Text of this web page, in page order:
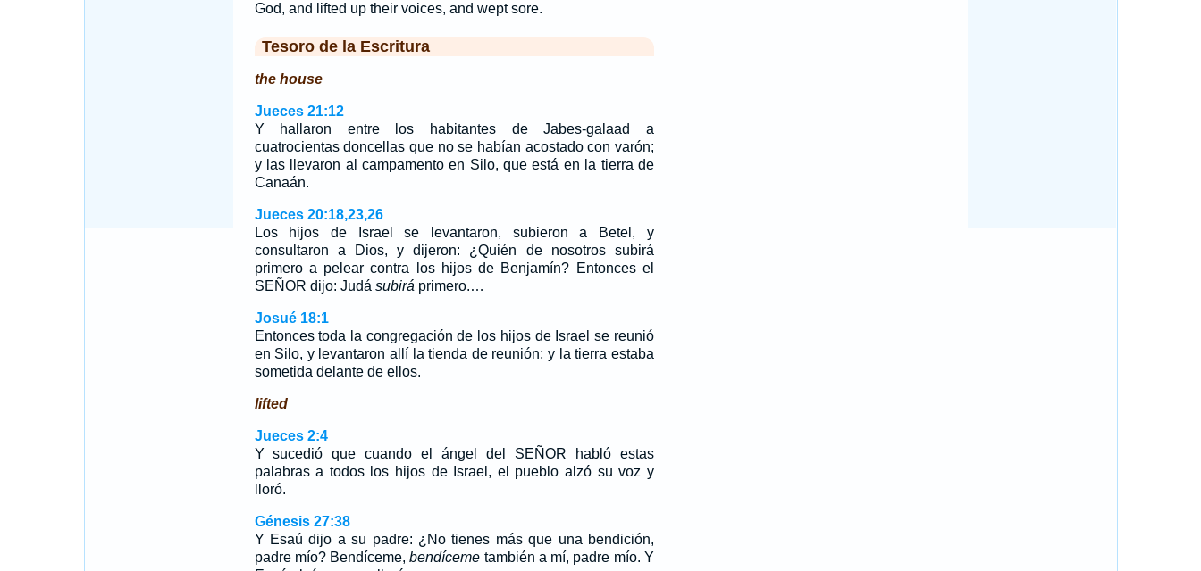
God, and lifted up their voices, and wept sore.
Tesoro de la Escritura
the house
Jueces 21:12
Y hallaron entre los habitantes de Jabes-galaad a
cuatrocientas doncellas que no se habían acostado con varón;
y las llevaron al campamento en Silo, que está en la tierra de
Canaán.
Jueces 20:18,23,26
Los hijos de Israel se levantaron, subieron a Betel, y
consultaron a Dios, y dijeron: ¿Quién de nosotros subirá
primero a pelear contra los hijos de Benjamín? Entonces el
SEÑOR dijo: Judá subirá primero.…
Josué 18:1
Entonces toda la congregación de los hijos de Israel se reunió
en Silo, y levantaron allí la tienda de reunión; y la tierra estaba
sometida delante de ellos.
lifted
Jueces 2:4
Y sucedió que cuando el ángel del SEÑOR habló estas
palabras a todos los hijos de Israel, el pueblo alzó su voz y
lloró.
Génesis 27:38
Y Esaú dijo a su padre: ¿No tienes más que una bendición,
padre mío? Bendíceme,bendíceme también a mí, padre mío. Y